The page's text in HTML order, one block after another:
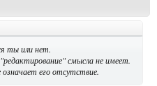
ты или нет.
смысла не имеет.
его отсутствие.